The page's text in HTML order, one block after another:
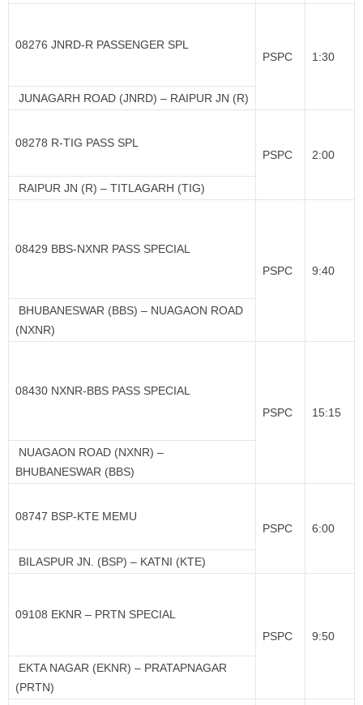
08276 JNRD-R PASSENGER SPL
PSPC
1:30
JUNAGARH ROAD (JNRD) – RAIPUR JN (R)
08278 R-TIG PASS SPL
PSPC
2:00
RAIPUR JN (R) – TITLAGARH (TIG)
08429 BBS-NXNR PASS SPECIAL
PSPC
9:40
BHUBANESWAR (BBS) – NUAGAON ROAD
(NXNR)
08430 NXNR-BBS PASS SPECIAL
PSPC
15:15
NUAGAON ROAD (NXNR) –
BHUBANESWAR (BBS)
08747 BSP-KTE MEMU
PSPC
6:00
BILASPUR JN. (BSP) – KATNI (KTE)
09108 EKNR – PRTN SPECIAL
PSPC
9:50
EKTA NAGAR (EKNR) – PRATAPNAGAR
(PRTN)